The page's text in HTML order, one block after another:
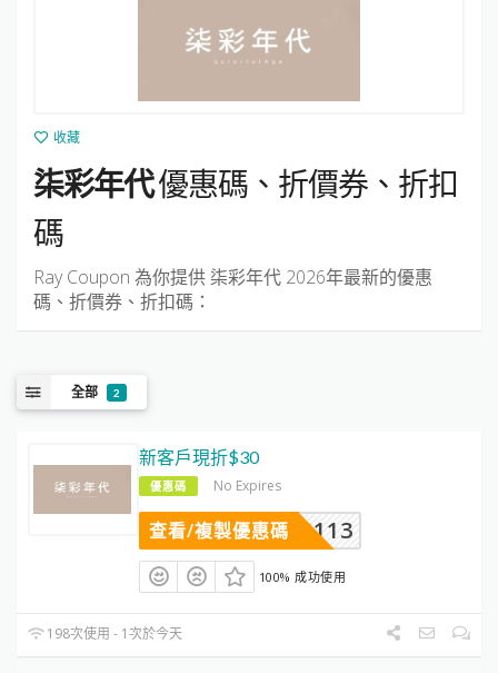
收藏
柒彩年代優惠碼、折價券、折扣
碼
Ray Coupon 為你提供 柒彩年代 2026年最新的優惠
碼、折價券、折扣碼：
全部 2
新客戶現折$30
優惠碼 No Expires
YR2113
查看/複製優惠碼
100% 成功使用
198次使用 - 1次於今天